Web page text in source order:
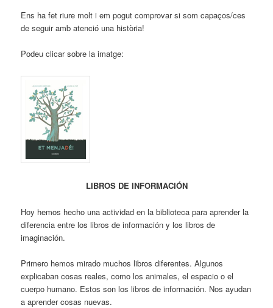
Ens ha fet riure molt i em pogut comprovar si som capaços/ces
de seguir amb atenció una història!
Podeu clicar sobre la imatge:
LIBROS DE INFORMACIÓN
Hoy hemos hecho una actividad en la biblioteca para aprender la
diferencia entre los libros de información y los libros de
imaginación.
Primero hemos mirado muchos libros diferentes. Algunos
explicaban cosas reales, como los animales, el espacio o el
cuerpo humano. Estos son los libros de información. Nos ayudan
a aprender cosas nuevas.